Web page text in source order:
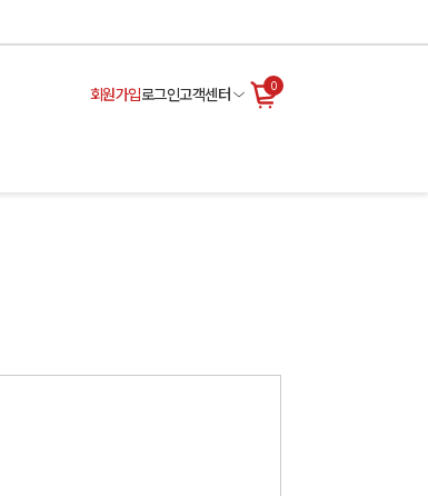
회원가입로그인고객센터 0